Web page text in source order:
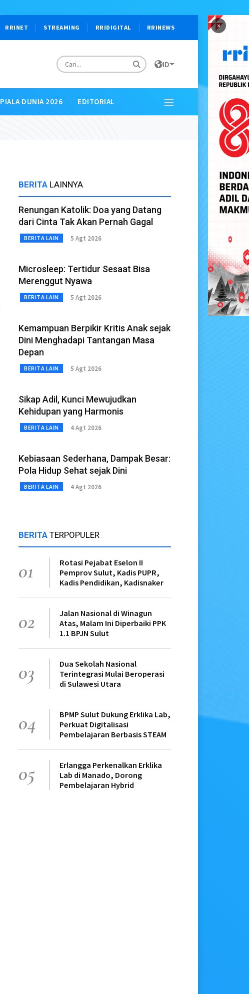
×
RRINET STREAMING RRIDIGITAL RRINEWS
ID
PIALA DUNIA 2026 EDITORIAL
BERITA LAINNYA
Renungan Katolik: Doa yang Datang
dari Cinta Tak Akan Pernah Gagal
BERITA LAIN 5 Agt 2026
Microsleep: Tertidur Sesaat Bisa
Merenggut Nyawa
BERITA LAIN 5 Agt 2026
Kemampuan Berpikir Kritis Anak sejak
Dini Menghadapi Tantangan Masa
Depan
BERITA LAIN 5 Agt 2026
Sikap Adil, Kunci Mewujudkan
Kehidupan yang Harmonis
BERITA LAIN 4 Agt 2026
Kebiasaan Sederhana, Dampak Besar:
Pola Hidup Sehat sejak Dini
BERITA LAIN 4 Agt 2026
BERITA TERPOPULER
01
Rotasi Pejabat Eselon II
Pemprov Sulut, Kadis PUPR,
Kadis Pendidikan, Kadisnaker
02
Jalan Nasional di Winagun
Atas, Malam Ini Diperbaiki PPK
1.1 BPJN Sulut
03
Dua Sekolah Nasional
Terintegrasi Mulai Beroperasi
di Sulawesi Utara
04
BPMP Sulut Dukung Erklika Lab,
Perkuat Digitalisasi
Pembelajaran Berbasis STEAM
05
Erlangga Perkenalkan Erklika
Lab di Manado, Dorong
Pembelajaran Hybrid